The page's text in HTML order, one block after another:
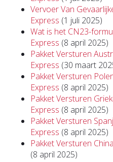
Vervoer Van
Express (1 juli 2025)
Wat is het CN23-
Express (8 april 2025)
Pakket Versturen
Express (30 maart
Pakket Versturen
Express (8 april 2025)
Pakket Versturen
Express (8 april 2025)
Pakket Versturen
Express (8 april 2025)
Pakket Versturen
(8 april 2025)